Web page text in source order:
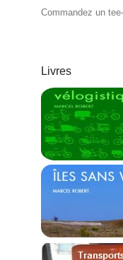
Commandez un
Livres